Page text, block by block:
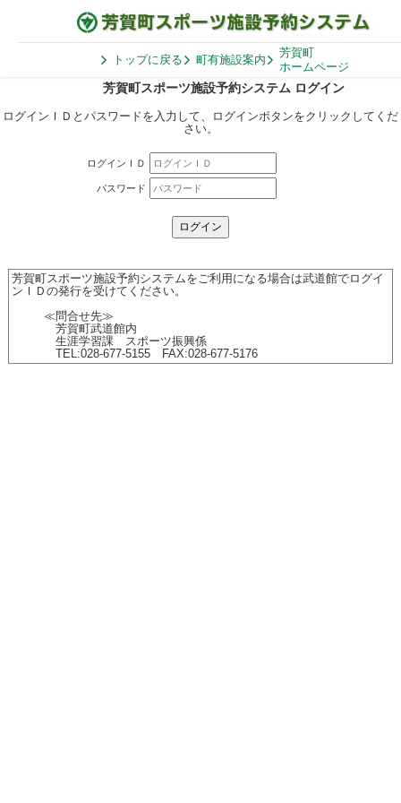
トップに戻る 町有施設案内
芳賀町
ホームページ
芳賀町スポーツ施設予約システム ログイン
ログインＩＤとパスワードを入力して、ログインボタンをクリックしてくだ
さい。
ログインＩＤ
パスワード
芳賀町スポーツ施設予約システムをご利用になる場合は武道館でログイ
ンＩＤの発行を受けてください。
≪問合せ先≫
芳賀町武道館内
生涯学習課 スポーツ振興係
TEL:028-677-5155 FAX:028-677-5176